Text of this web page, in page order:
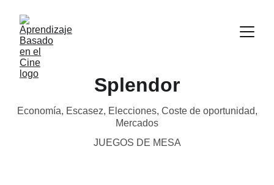
Splendor
Economía, Escasez, Elecciones, Coste de oportunidad,
Mercados
JUEGOS DE MESA